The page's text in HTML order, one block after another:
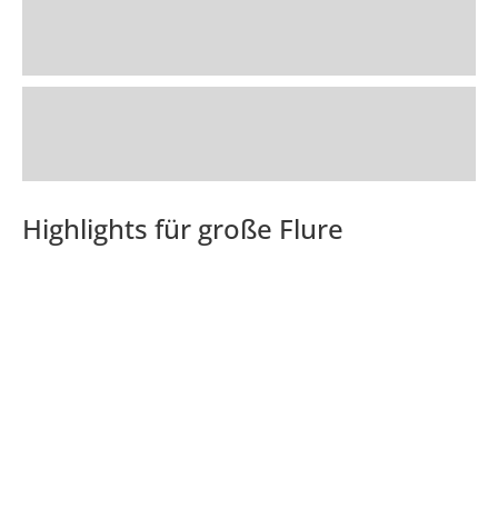
Highlights für große Flure